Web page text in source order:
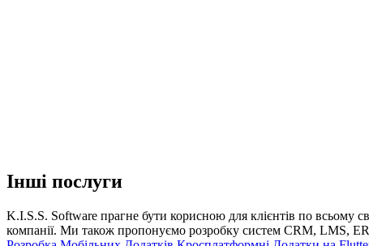
Інші послуги
K.I.S.S. Software прагне бути корисною для клієнтів по всьому
компанії. Ми також пропонуємо розробку систем CRM, LMS,